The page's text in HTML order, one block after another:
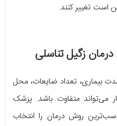
است تغییر کنند.
زگیل تناسلی
بیماری، تعداد ضایعات، محل
می‌تواند متفاوت باشد. پزشک
روش درمان را انتخاب